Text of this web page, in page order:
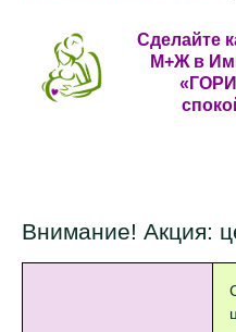
Сделайте
М+Ж в
Внимание! Акция: